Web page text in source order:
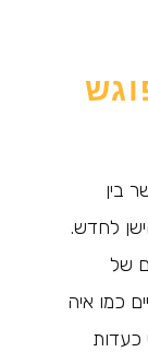
בין
לחדש.
של
כמו איה
כעדות